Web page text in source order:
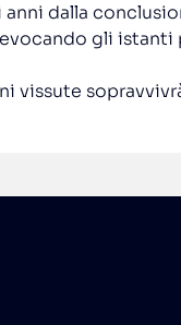
dalla
gli
vissute